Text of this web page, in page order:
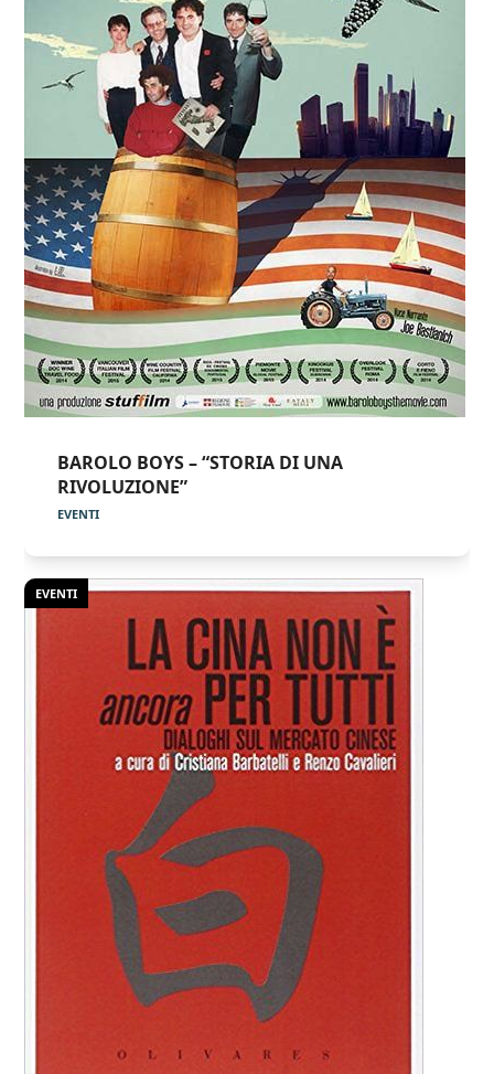
BAROLO BOYS – “STORIA DI UNA
RIVOLUZIONE”
EVENTI
EVENTI